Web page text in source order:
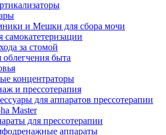
и Мешки для сбора мочи
за стомой
быта
концентраторы
и прессотерапия
для аппаратов прессотерапии
Master
для прессотерапии
аппараты